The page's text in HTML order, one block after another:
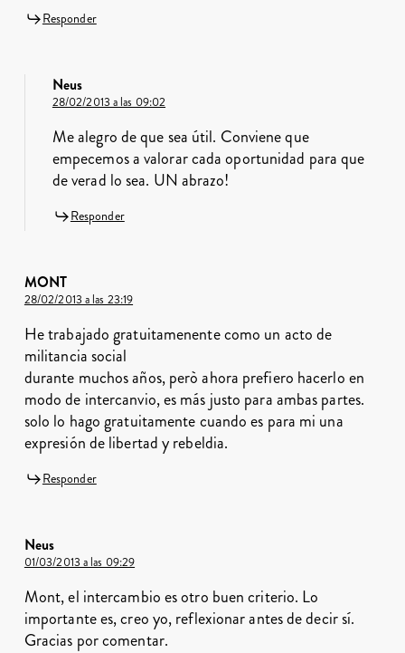
Responder
Neus
28/02/2013 a las 09:02
Me alegro de que sea útil. Conviene que
empecemos a valorar cada oportunidad para que
de verad lo sea. UN abrazo!
Responder
MONT
28/02/2013 a las 23:19
He trabajado gratuitamenente como un acto de
militancia social
durante muchos años, però ahora prefiero hacerlo en
modo de intercanvio, es más justo para ambas partes.
solo lo hago gratuitamente cuando es para mi una
expresión de libertad y rebeldia.
Responder
Neus
01/03/2013 a las 09:29
Mont, el intercambio es otro buen criterio. Lo
importante es, creo yo, reflexionar antes de decir sí.
Gracias por comentar.